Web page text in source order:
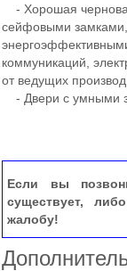
- Хорошая
сейфовыми
коммуникаций,
от ведущих
- Двери с умными
Если вы
существует,
жалобу!